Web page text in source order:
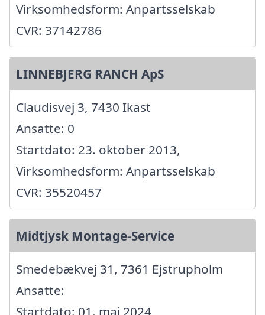
Virksomhedsform: Anpartsselskab
CVR: 37142786
LINNEBJERG RANCH ApS
Claudisvej 3, 7430 Ikast
Ansatte: 0
Startdato: 23. oktober 2013,
Virksomhedsform: Anpartsselskab
CVR: 35520457
Midtjysk Montage-Service
Smedebækvej 31, 7361 Ejstrupholm
Ansatte:
Startdato: 01. maj 2024,